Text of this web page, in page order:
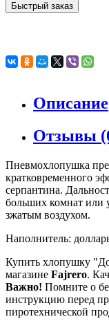
Быстрый заказ
Описание
Отзывы
Пневмохлопушка
кратковременного
серпантина.
больших комнат или
зжатым воздухом.
Наполнитель:
Купить хлопушку
магазине Fajrero.
​Важно! Помните о
инструкцию перед
пиротехнической